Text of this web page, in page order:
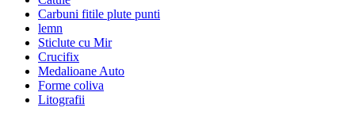
Carbuni fitile plute punti
lemn
Sticlute cu Mir
Crucifix
Medalioane Auto
Forme coliva
Litografii